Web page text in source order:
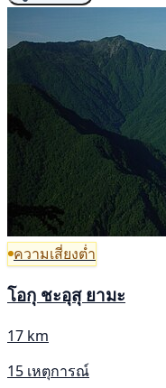
ความเสี่ยงต่ำ
โอกุ ชะอุสุ ยามะ
17 km
15 เหตุการณ์